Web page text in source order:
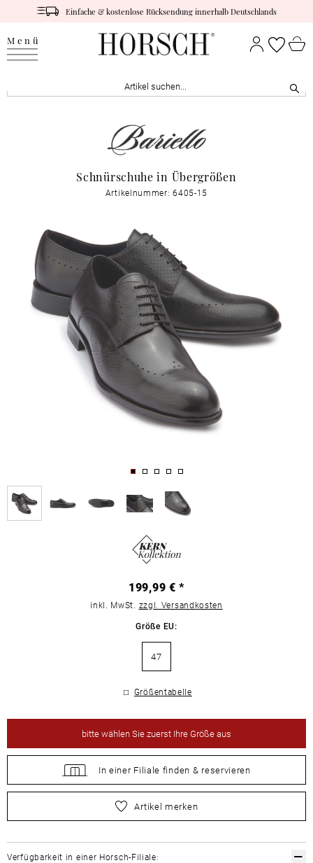
Einfache & kostenlose Rücksendung innerhalb Deutschlands
Menü
Schnürschuhe in Übergrößen
Artikelnummer: 6405-15
199,99 € *
inkl. MwSt. zzgl. Versandkosten
Größe EU:
47
Größentabelle
bittewählen Sie zuerst Ihre Größe aus
In einer Filiale finden & reservieren
wählen Sie zuerst Ihre Größe aus
Artikel merken
Verfügbarkeit in einer Horsch-Filiale: